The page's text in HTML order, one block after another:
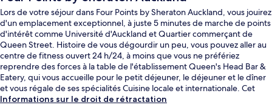
Lors de votre séjour dans Four Points by Sheraton Auckland, vous jouirez
d'un emplacement exceptionnel, à juste 5 minutes de marche de points
d'intérêt comme Université d'Auckland et Quartier commerçant de
Queen Street. Histoire de vous dégourdir un peu, vous pouvez aller au
centre de fitness ouvert 24 h/24, à moins que vous ne préfériez
reprendre des forces à la table de l'établissement Queen's Head Bar &
Eatery, qui vous accueille pour le petit déjeuner, le déjeuner et le dîner
et vous régale de ses spécialités Cuisine locale et internationale. Cet
hôtel de luxe abrite en outre un bar / salon et un jardin. Le personnel
Informations sur le droit de rétractation